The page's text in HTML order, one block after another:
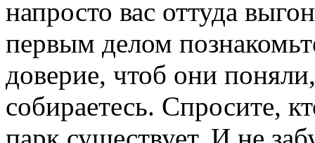
напросто вас оттуда
первым делом
доверие, чтоб они
собираетесь. Спросите,